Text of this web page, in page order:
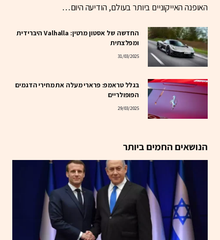
האופנה האייקוניים ביותר בעולם, הודיעה היום…
החדשה של אסטון מרטין: Valhalla היברידית
ומפלצתית
31/03/2025
בגלל טראמפ: פרארי מעלה את מחירי הדגמים
הפופולריים
29/03/2025
הנושאים החמים ביותר